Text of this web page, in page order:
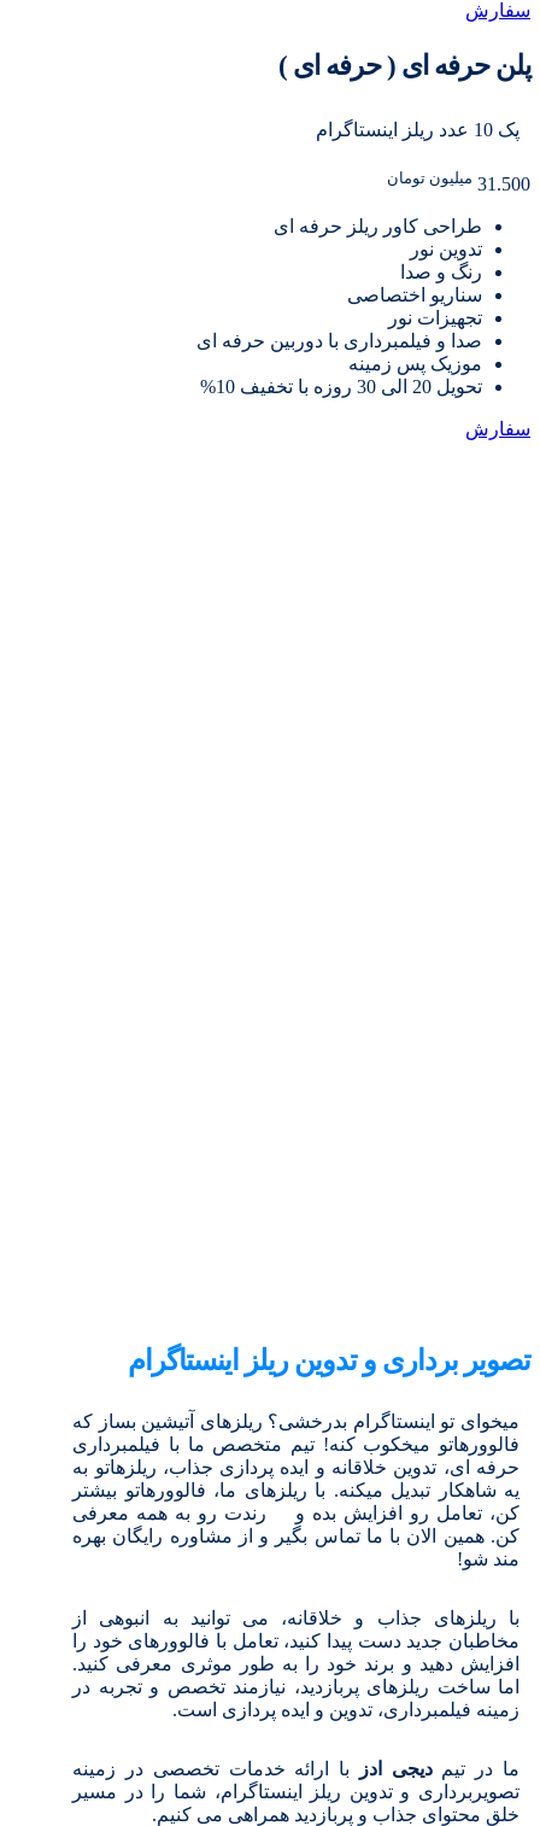
سفارش
پلن حرفه ای ( حرفه ای )
پک 10 عدد ریلز اینستاگرام
31.500 میلیون تومان
طراحی کاور ریلز حرفه ای
تدوین نور
رنگ و صدا
سناریو اختصاصی
تجهیزات نور
صدا و فیلمبرداری با دوربین حرفه ای
موزیک پس زمینه
تحویل 20 الی 30 روزه با تخفیف 10%
سفارش
تصویر برداری و تدوین ریلز اینستاگرام
میخوای تو اینستاگرام بدرخشی؟ ریلزهای آتیشین بساز که
فالوورهاتو میخکوب کنه! تیم متخصص ما با فیلمبرداری
حرفه ای، تدوین خلاقانه و ایده پردازی جذاب، ریلزهاتو به
یه شاهکار تبدیل میکنه. با ریلزهای ما، فالوورهاتو بیشتر
کن، تعامل رو افزایش بده و رندت رو به همه معرفی
کن. همین الان با ما تماس بگیر و از مشاوره رایگان بهره
مند شو!
با ریلزهای جذاب و خلاقانه، می توانید به انبوهی از
مخاطبان جدید دست پیدا کنید، تعامل با فالوورهای خود را
افزایش دهید و برند خود را به طور موثری معرفی کنید.
اما ساخت ریلزهای پربازدید، نیازمند تخصص و تجربه در
زمینه فیلمبرداری، تدوین و ایده پردازی است.
ما در تیمدیجی ادز
با ارائه خدمات تخصصی در زمینه
تصویربرداری و تدوین ریلز اینستاگرام، شما را در مسیر
خلق محتوای جذاب و پربازدید همراهی می کنیم.